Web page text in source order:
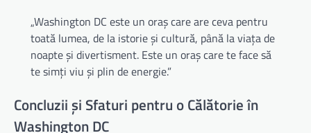
„Washington DC este un oraș care are ceva pentru
toată lumea, de la istorie și cultură, până la viața de
noapte și divertisment. Este un oraș care te face să
te simți viu și plin de energie.”
Concluzii și Sfaturi pentru o Călătorie în
Washington DC